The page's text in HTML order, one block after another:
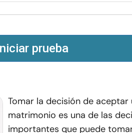
prueba
Tomar la decisión de
matrimonio es una de las
importantes que puede